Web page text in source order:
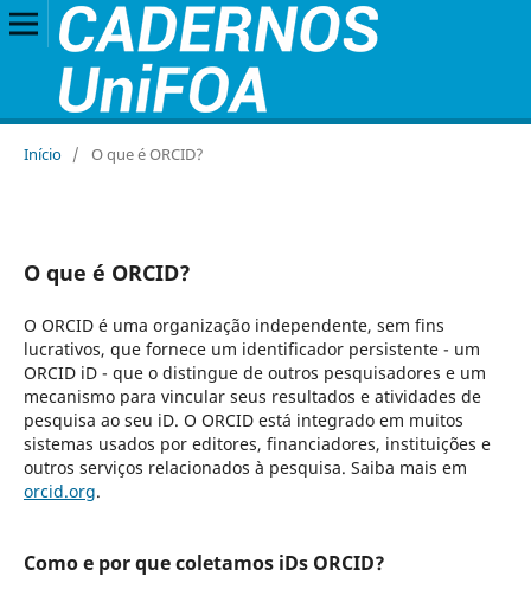
Início / O que é ORCID?
O que é ORCID?
O ORCID é uma organização independente, sem fins
lucrativos, que fornece um identificador persistente - um
ORCID iD - que o distingue de outros pesquisadores e um
mecanismo para vincular seus resultados e atividades de
pesquisa ao seu iD. O ORCID está integrado em muitos
sistemas usados por editores, financiadores, instituições e
outros serviços relacionados à pesquisa. Saiba mais em
orcid.org.
Como e por que coletamos iDs ORCID?